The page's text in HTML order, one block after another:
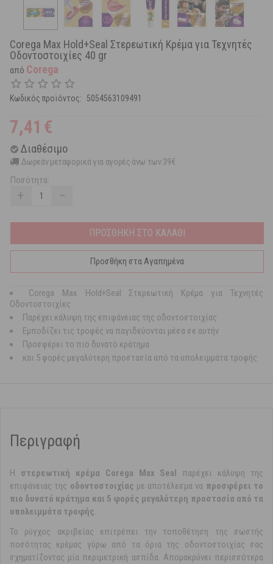
Corega Max Hold+Seal Στερεωτική Κρέμα για Τεχνητές
Οδοντοστοιχίες 40 gr
από Corega
Κωδικός προϊόντος: 5054563109491
7,41 €
Διαθέσιμο
Δωρεάν μεταφορικά για αγορές άνω των 39€
Ποσότητα:
+ −
ΠΡΟΣΘΗΚΗ ΣΤΟ ΚΑΛΑΘΙ
Προσθήκη στα Αγαπημένα
Corega Max Hold+Seal Στερεωτική Κρέμα για Τεχνητές
Οδοντοστοιχίες
Παρέχει κάλυψη της επιφάνειας της οδοντοστοιχίας
Εμποδίζει τις τροφές να παγιδεύονται μέσα σε αυτήν
Προσφέρει το πιο δυνατό κράτημα
και 5 φορές μεγαλύτερη προστασία από τα υπολειμμάτα τροφής
Περιγραφή
Η στερεωτική κρέμα Corega Max Seal παρέχει κάλυψη της
επιφάνειας της οδοντοστοιχίας με αποτέλεσμα να προσφέρει το
πιο δυνατό κράτημα και 5 φορές μεγαλύτερη προστασία από τα
υπολειμμάτα τροφής.
Το ρύγχος ακριβείας επιτρέπει την τοποθέτηση της σωστής
ποσότητας κρέμας γύρω από τα όρια της οδοντοστοιχίας σας
σχηματίζοντας μία περιμετρική ασπίδα. Απομακρύνει περισσότερα